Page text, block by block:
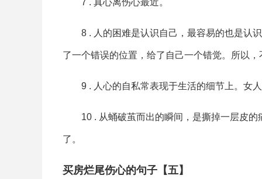
7 . 真心离伤心最近。
8 . 人的困难是认识自己，最容易的也是认
了一个错误的位置，给了自己一个错觉。所以
9 . 人心的自私常表现于生活的细节上。女
10 . 从蛹破茧而出的瞬间，是撕掉一层皮
了。
买房烂尾伤心的句子【五】